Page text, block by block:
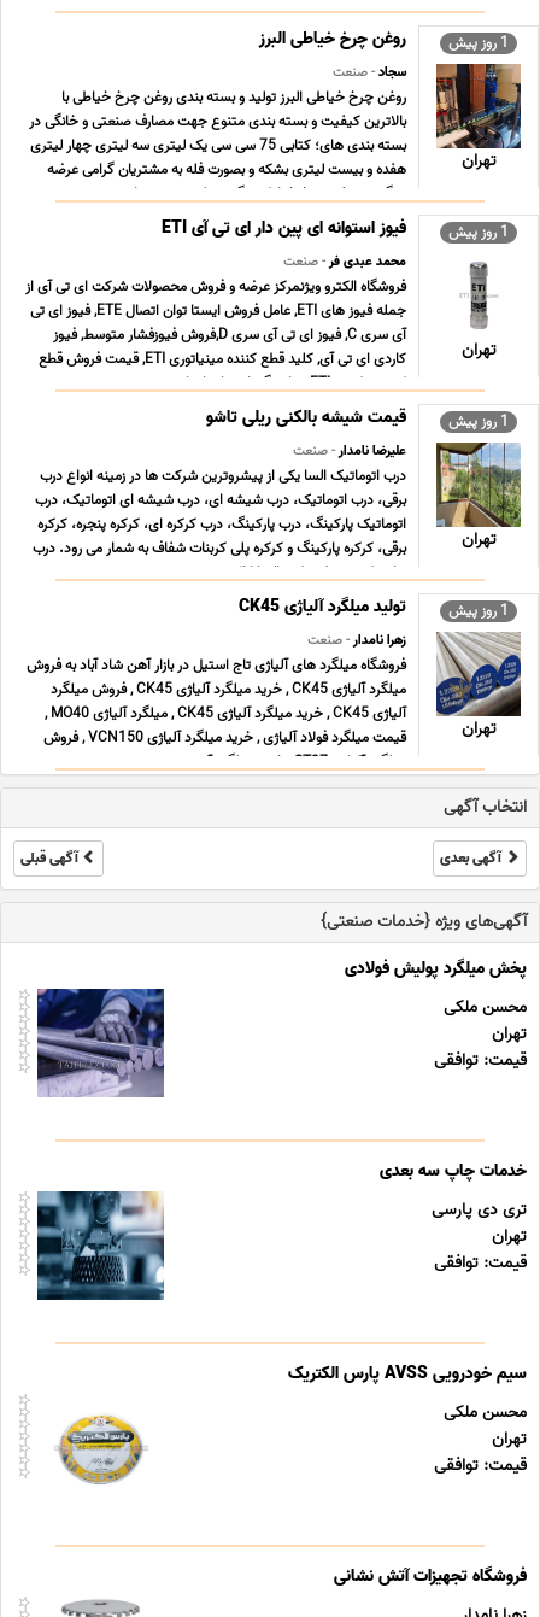
قیمت سانترال, خرید سا ... ...
1 روز پیش
تهران
روغن چرخ خیاطی البرز
سجاد- صنعت
روغن چرخ خیاطی البرز تولید و بسته بندی روغن چرخ خیاطی با
بالاترین کیفیت و بسته بندی متنوع جهت مصارف صنعتی و خانگی در
بسته بندی های؛ کتابی 75 سی سی یک لیتری سه لیتری چهار لیتری
هفده و بیست لیتری بشکه و بصورت فله به مشتریان گرامی عرضه
میگردد. روغن چرخ خیاطی چگونه تولید می شود اهمیت ... ...
1 روز پیش
تهران
فیوز استوانه ای پین دار ای تی آی ETI
محمد عبدی فر- صنعت
فروشگاه الکترو ویژنمرکز عرضه و فروش محصولات شرکت ای تی آی از
جمله فیوز های ETI, عامل فروش ایستا توان اتصال ETE, فیوز ای تی
آی سری C, فیوز ای تی آی سری D,فروش فیوزفشار متوسط, فیوز
کاردی ای تی آی, کلید قطع کننده مینیاتوری ETI, قیمت فروش قطع
کننده ترکیبی ETI, نمایندگی ایستا توان اتص ... ...
1 روز پیش
تهران
قیمت شیشه بالکنی ریلی تاشو
علیرضا نامدار- صنعت
درب اتوماتیک السا یکی از پیشروترین شرکت ها در زمینه انواع درب
برقی، درب اتوماتیک، درب شیشه ای، درب شیشه ای اتوماتیک، درب
اتوماتیک پارکینگ، درب پارکینگ، درب کرکره ای، کرکره پنجره، کرکره
برقی، کرکره پارکینگ و کرکره پلی کربنات شفاف به شمار می رود. درب
هایی که توسط شرکت السا ارائه می ... ...
1 روز پیش
تهران
تولید میلگرد آلیاژی CK45
زهرا نامدار- صنعت
فروشگاه میلگرد های آلیاژی تاج استیل در بازار آهن شاد آباد به فروش
میلگرد آلیاژی CK45 , خرید میلگرد آلیاژی CK45 , فروش میلگرد
آلیاژی CK45 , خرید میلگرد آلیاژی CK45 , میلگرد آلیاژی MO40 ,
قیمت میلگرد فولاد آلیاژی , خرید میلگرد آلیاژی VCN150 , فروش
میلگرد آلیاژی ST37 , خرید میلگرد آ ... ...
انتخاب آگهی
آگهی بعدی آگهی قبلی
آگهی‌های ویژه {خدمات صنعتی}
پخش میلگرد پولیش فولادی
محسن ملکی
تهران
قیمت: توافقی
خدمات چاپ سه بعدی
تری دی پارسی
تهران
قیمت: توافقی
سیم خودرویی AVSS پارس الکتریک
محسن ملکی
تهران
قیمت: توافقی
فروشگاه تجهیزات آتش نشانی